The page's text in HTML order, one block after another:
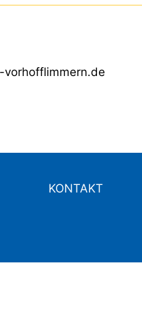
vorhofflimmern.de
KONTAKT